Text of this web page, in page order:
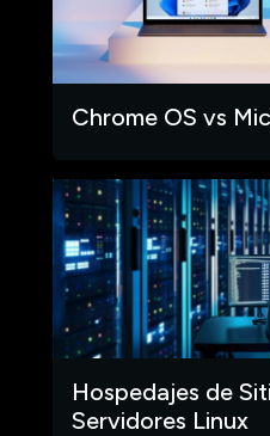
Chrome OS vs
Hospedajes de
Servidores Linux